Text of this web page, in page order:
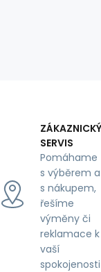
ZÁKAZNICKÝ
SERVIS
Pomáhame
s výběrem a
s nákupem,
řešíme
výměny či
reklamace k
vaší
spokojenosti